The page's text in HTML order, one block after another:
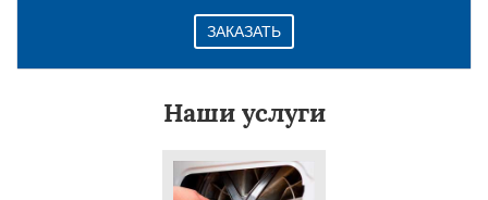
ЗАКАЗАТЬ
Наши услуги